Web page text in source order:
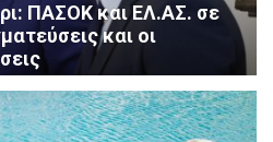
ΠΑΣΟΚ και ΕΛ.ΑΣ. σε
και οι